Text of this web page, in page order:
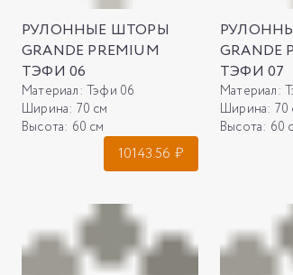
РУЛОННЫЕ ШТОРЫ
GRANDE PREMIUM
ТЭФИ 06
Материал: Тэфи 06
Ширина: 70 см
Высота: 60 см
10143.56 ₽
GRANDE
ТЭФИ 07
Материал:
Ширина: 70
Высота: 60